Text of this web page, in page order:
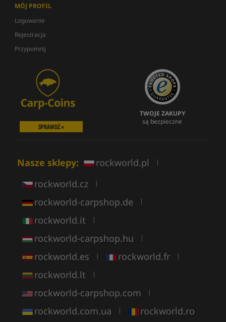
MÓJ PROFIL
Logowanie
Rejestracja
Przypomnij
SPRAWDŹ »
TWOJE ZAKUPY
są bezpieczne
Nasze sklepy: rockworld.pl |
rockworld.cz |
rockworld-carpshop.de |
rockworld.it |
rockworld-carpshop.hu |
rockworld.es | rockworld.fr |
rockworld.lt |
rockworld-carpshop.com |
rockworld.com.ua | rockworld.ro